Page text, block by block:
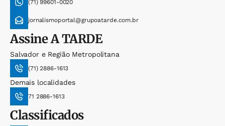
(71) 99601-0020
jornalismoportal@grupoatarde.com.br
AssineA TARDE
Salvador e Região Metropolitana
(71) 2886-1613
Demais localidades
71 2886-1613
Classificados